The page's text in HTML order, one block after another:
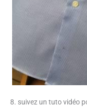
8. suivez un tuto vidéo